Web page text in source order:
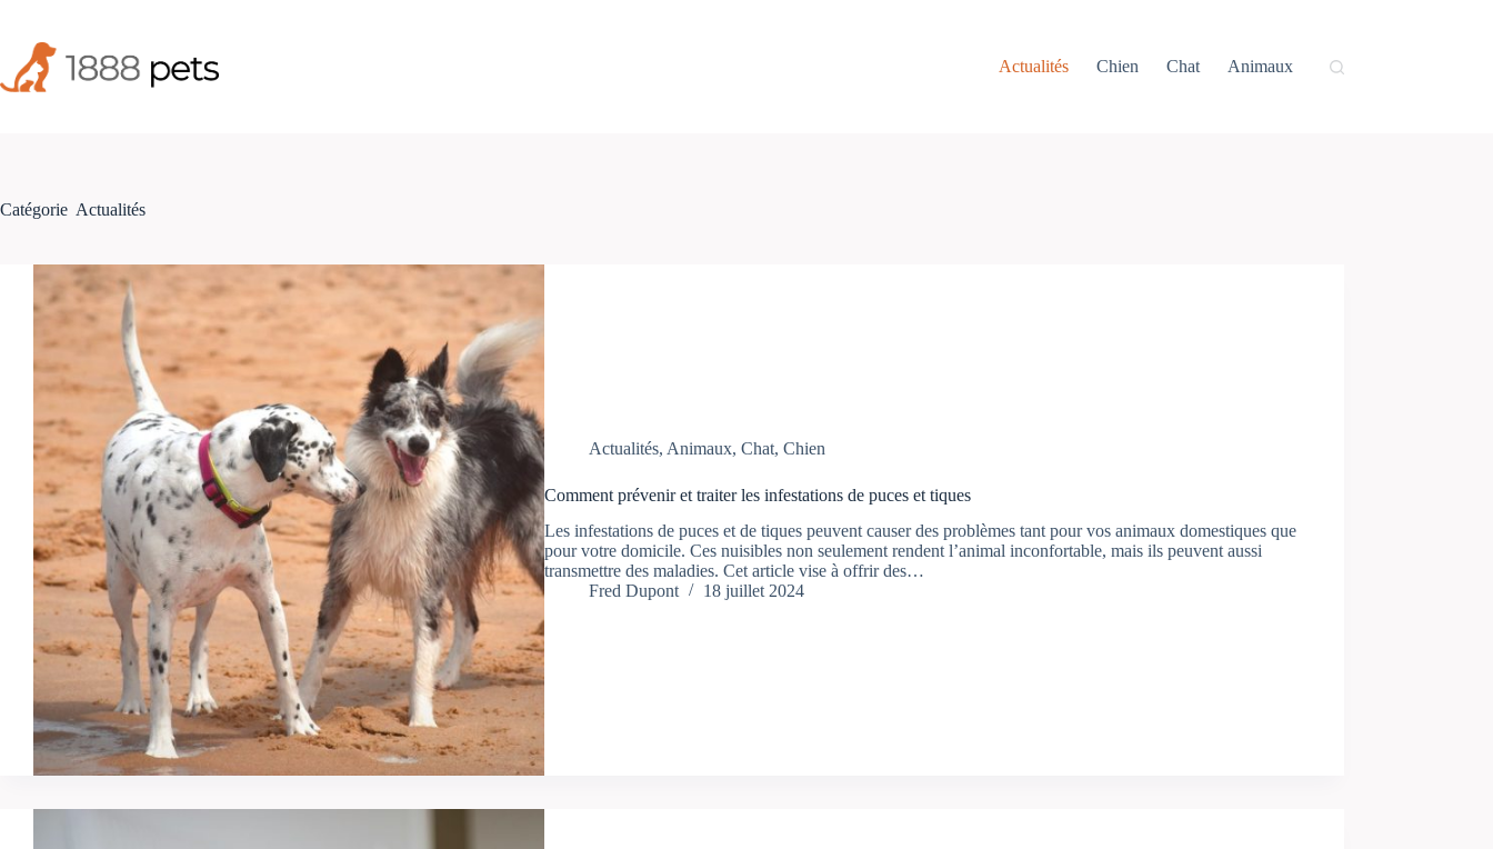
contenu
Actualités
Chien Chat Animaux
Catégorie Actualités
Actualités, Animaux, Chat, Chien
Comment prévenir et traiter les infestations de puces et tiques
Les infestations de puces et de tiques peuvent causer des problèmes tant pour vos animaux domestiques que
pour votre domicile. Ces nuisibles non seulement rendent l’animal inconfortable, mais ils peuvent aussi
transmettre des maladies. Cet article vise à offrir des…
Fred Dupont
18 juillet 2024